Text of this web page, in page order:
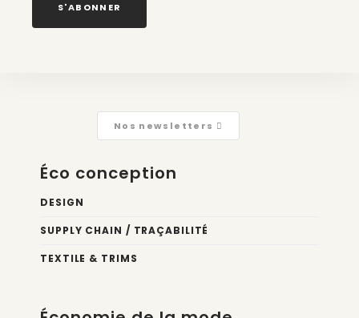
Nos newsletters
Éco conception
DESIGN
SUPPLY CHAIN / TRAÇABILITÉ
TEXTILE & TRIMS
S'ABONNER